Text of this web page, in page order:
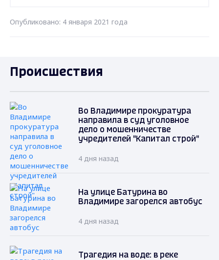
Опубликовано: 4 января 2021 года
Происшествия
Во Владимире прокуратура
направила в суд уголовное
дело о мошенничестве
учредителей "Капитал строй"
4 дня назад
На улице Батурина во
Владимире загорелся автобус
4 дня назад
Трагедия на воде: в реке